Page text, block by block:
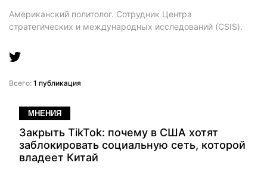
Американский политолог. Сотрудник Центра
стратегических и международных исследований (CSIS).
Всего: 1 публикация
МНЕНИЯ
Закрыть TikTok: почему в США хотят
заблокировать социальную сеть, которой
владеет Китай